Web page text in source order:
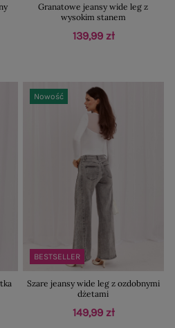
Granatowe jeansy wide leg z
wysokim stanem
139,99 zł
BESTSELLER
Nowość
Szare jeansy wide leg z ozdobnymi
dżetami
149,99 zł